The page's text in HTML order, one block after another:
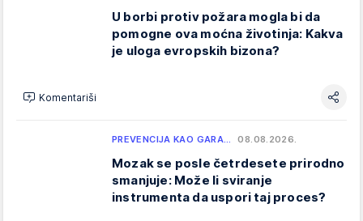
U borbi protiv požara mogla bi da
pomogne ova moćna životinja: Kakva
je uloga evropskih bizona?
Komentariši
PREVENCIJA KAO GARA… 08.08.2026.
Mozak se posle četrdesete prirodno
smanjuje: Može li sviranje
instrumenta da uspori taj proces?